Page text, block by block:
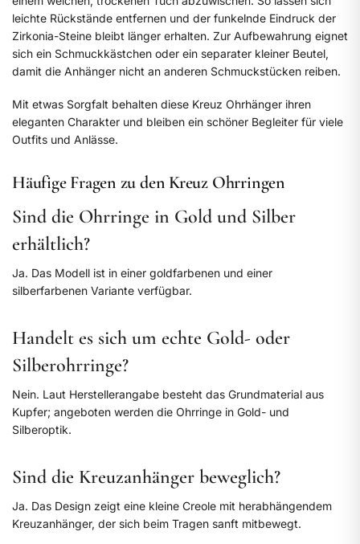
leichte Rückstände entfernen und der funkelnde Eindruck der
Zirkonia-Steine bleibt länger erhalten. Zur Aufbewahrung eignet
sich ein Schmuckkästchen oder ein separater kleiner Beutel,
damit die Anhänger nicht an anderen Schmuckstücken reiben.
Mit etwas Sorgfalt behalten diese Kreuz Ohrhänger ihren
eleganten Charakter und bleiben ein schöner Begleiter für viele
Outfits und Anlässe.
Häufige Fragen zu den Kreuz Ohrringen
Sind die Ohrringe in Gold und Silber
erhältlich?
Ja. Das Modell ist in einer goldfarbenen und einer
silberfarbenen Variante verfügbar.
Handelt es sich um echte Gold- oder
Silberohrringe?
Nein. Laut Herstellerangabe besteht das Grundmaterial aus
Kupfer; angeboten werden die Ohrringe in Gold- und
Silberoptik.
Sind die Kreuzanhänger beweglich?
Ja. Das Design zeigt eine kleine Creole mit herabhängendem
Kreuzanhänger, der sich beim Tragen sanft mitbewegt.